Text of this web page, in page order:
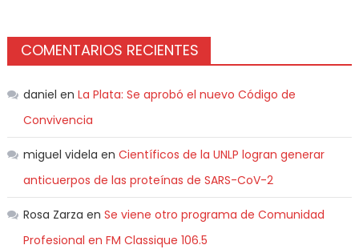
COMENTARIOS RECIENTES
daniel en La Plata: Se aprobó el nuevo Código de
Convivencia
miguel videla en Científicos de la UNLP logran generar
anticuerpos de las proteínas de SARS-CoV-2
Rosa Zarza en Se viene otro programa de Comunidad
Profesional en FM Classique 106.5